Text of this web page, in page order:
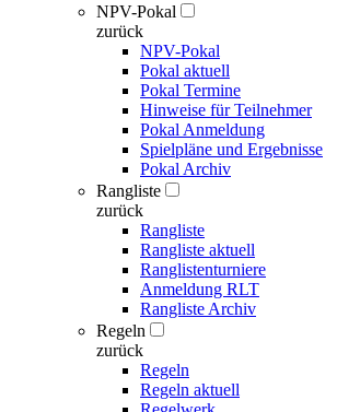
NPV-Pokal
zurück
NPV-Pokal
Pokal aktuell
Pokal Termine
Hinweise für Teilnehmer
Pokal Anmeldung
Spielpläne und Ergebnisse
Pokal Archiv
Rangliste
zurück
Rangliste
Rangliste aktuell
Ranglistenturniere
Anmeldung RLT
Rangliste Archiv
Regeln
zurück
Regeln
Regeln aktuell